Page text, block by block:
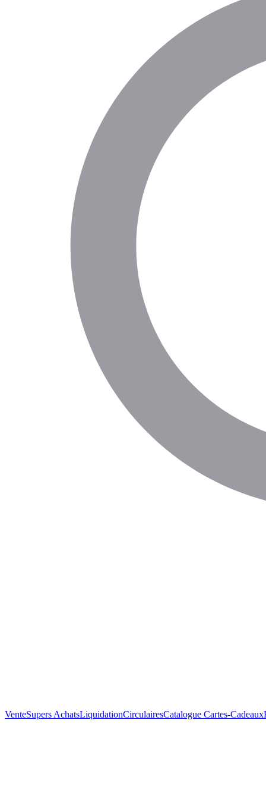
VenteSupers AchatsLiquidationCirculairesCatalogue Cartes-Cadeaux